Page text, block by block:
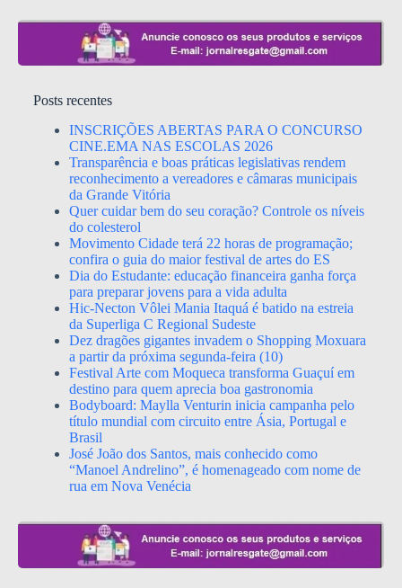
Posts recentes
INSCRIÇÕES ABERTAS PARA O CONCURSO
CINE.EMA NAS ESCOLAS 2026
Transparência e boas práticas legislativas rendem
reconhecimento a vereadores e câmaras municipais
da Grande Vitória
Quer cuidar bem do seu coração? Controle os níveis
do colesterol
Movimento Cidade terá 22 horas de programação;
confira o guia do maior festival de artes do ES
Dia do Estudante: educação financeira ganha força
para preparar jovens para a vida adulta
Hic-Necton Vôlei Mania Itaquá é batido na estreia
da Superliga C Regional Sudeste
Dez dragões gigantes invadem o Shopping Moxuara
a partir da próxima segunda-feira (10)
Festival Arte com Moqueca transforma Guaçuí em
destino para quem aprecia boa gastronomia
Bodyboard: Maylla Venturin inicia campanha pelo
título mundial com circuito entre Ásia, Portugal e
Brasil
José João dos Santos, mais conhecido como
“Manoel Andrelino”, é homenageado com nome de
rua em Nova Venécia